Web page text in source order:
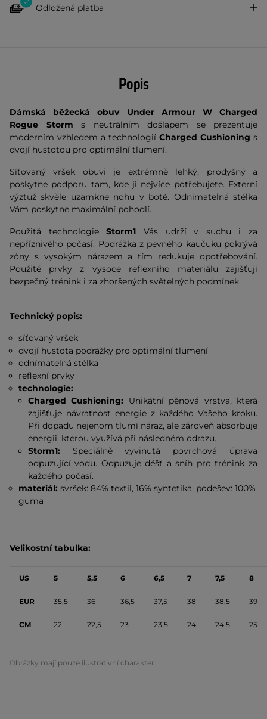
Odložená platba
Popis
Dámská běžecká obuv Under Armour W Charged
Rogue Storm s neutrálním došlapem se prezentuje
moderním vzhledem a technologií Charged Cushioning s
dvojí hustotou pro optimální tlumení.
Síťovaný vršek obuvi je extrémně lehký, prodyšný a
poskytne podporu tam, kde ji nejvíce potřebujete. Externí
výztuž skvěle uzamkne nohu v botě. Odnímatelná stélka
Vám poskytne maximální pohodlí.
Použitá technologieStorm1 Vás udrží v suchu i za
nepříznivého počasí. Podrážka z pevného kaučuku pokrývá
zóny s vysokým nárazem a tím redukuje opotřebování.
Použité prvky z vysoce reflexního materiálu zajišťují
bezpečný trénink i za zhoršených světelných podmínek.
Technický popis:
síťovaný vršek
dvojí hustota podrážky pro optimální tlumení
odnímatelná stélka
reflexní prvky
technologie:
Charged Cushioning: Unikátní pěnová vrstva, která
zajišťuje návratnost energie z každého Vašeho kroku.
Při dopadu nejenom tlumí náraz, ale zároveň absorbuje
energii, kterou využívá při následném odrazu.
Storm1: Speciálně vyvinutá povrchová úprava
odpuzující vodu. Odpuzuje déšť a sníh pro trénink za
každého počasí.
materiál: svršek: 84% textil, 16% syntetika, podešev: 100%
guma
Velikostní tabulka:
US 5 5,5 6 6,5 7 7,5 8
EUR 35,5 36 36,5 37,5 38 38,5 39
CM 22 22,5 23 23,5 24 24,5 25
Obrázky mají pouze ilustrativní charakter.